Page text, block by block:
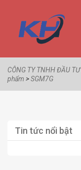
CÔNG TY TNHH ĐẦU
phẩm >SGM7G
Tin tức nổi bật